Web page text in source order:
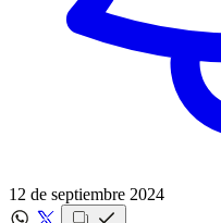
12 de septiembre 2024